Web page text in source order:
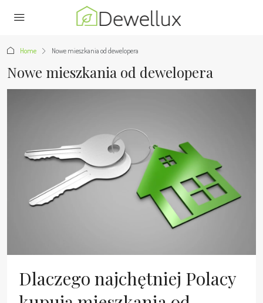
Home Nowe mieszkania od dewelopera
Nowe mieszkania od dewelopera
Dlaczego najchętniej Polacy